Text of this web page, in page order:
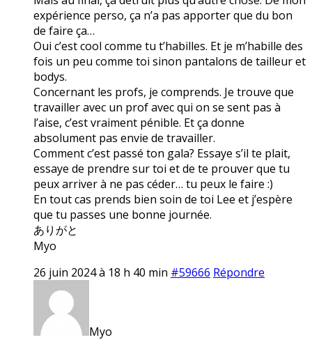
expérience perso, ça n’a pas apporter que du bon
de faire ça…
Oui c’est cool comme tu t’habilles. Et je m’habille des
fois un peu comme toi sinon pantalons de tailleur et
bodys.
Concernant les profs, je comprends. Je trouve que
travailler avec un prof avec qui on se sent pas à
l’aise, c’est vraiment pénible. Et ça donne
absolument pas envie de travailler.
Comment c’est passé ton gala? Essaye s’il te plait,
essaye de prendre sur toi et de te prouver que tu
peux arriver à ne pas céder… tu peux le faire :)
En tout cas prends bien soin de toi Lee et j’espère
que tu passes une bonne journée.
ありがと
Myo
26 juin 2024 à 18 h 40 min #59666 Répondre
Myo